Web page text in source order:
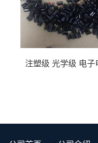
注塑级 光学级 电子